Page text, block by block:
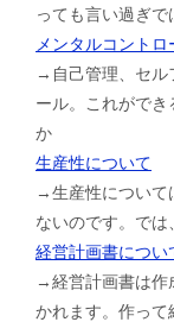
っても言い過ぎで
メンタルコントロ
→自己管理、セル
ール。これがで
か
生産性について
→生産性について
ないのです。で
経営計画書につい
→経営計画書は作
かれます。作って